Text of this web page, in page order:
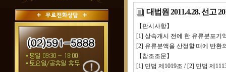
대법원 2011.4.28. 선고
【판시사항】
[1] 상속개시 전에 한 유류분포기
[2] 유류분액을 산정할 때에 반환
【참조조문】
[1] 민법 제1019조 / [2] 민법 제